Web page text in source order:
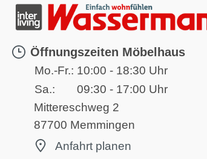
Öffnungszeiten Möbelhaus
Mo.-Fr.: 10:00 - 18:30 Uhr
Sa.:
09:30 - 17:00 Uhr
Mittereschweg 2
87700 Memmingen
Anfahrt planen